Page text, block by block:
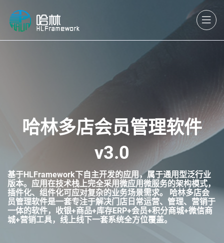
哈林多店会员管理软件
v3.0
基于HLFramework下自主开发的应用，属于通用型泛行业
版本。应用在技术栈上完全采用微应用微服务的架构模式，
插件化、组件化可应对复杂的业务场景需求。 哈林多店会
员管理软件是一套专注于解决门店日常运营、管理、营销于
一体的软件，收银+商品+库存ERP+会员+积分商城+微信商
城+营销工具，线上线下一套系统全方位覆盖。